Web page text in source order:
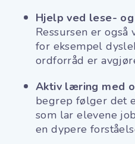
Hjelp ved lese-
Ressursen er
for eksempel
ordforråd er
Aktiv læring med
begrep følger det
som lar elevene
en dypere